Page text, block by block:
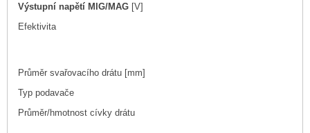
Výstupní napětí MIG/MAG [V]
Efektivita
Průměr svařovacího drátu [mm]
Typ podavače
Průměr/hmotnost cívky drátu